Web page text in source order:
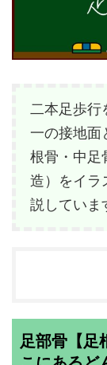
二本足歩行
一の接地面
根骨・中足
造）をイラ
説していま
足部骨【足